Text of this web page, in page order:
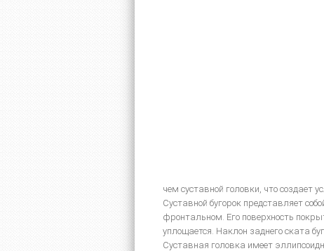
чем суставной головки, что создает
Суставной бугорок представляет
фронтальном. Его поверхность
уплощается. Наклон заднего ската
Суставная головка имеет